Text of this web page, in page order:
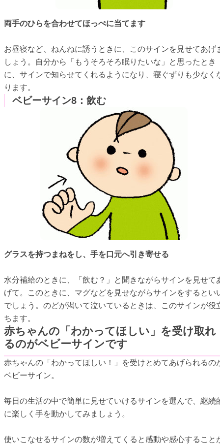
両手のひらを合わせてほっぺに当てます
お昼寝など、ねんねに誘うときに、このサインを見せてあげ
しょう。自分から「もうそろそろ眠りたいな」と思ったとき
に、サインで知らせてくれるようになり、寝ぐずりも少なく
ります。
ベビーサイン8：飲む
グラスを持つまねをし、手を口元へ引き寄せる
水分補給のときに、「飲む？」と聞きながらサインを見せて
げて。このときに、マグなどを見せながらサインをするとい
でしょう。のどが渇いて泣いているときは、このサインが役
ちます。
赤ちゃんの「わかってほしい」を受け取れ
るのがベビーサインです
赤ちゃんの「わかってほしい！」を受けとめてあげられるの
ベビーサイン。
毎日の生活の中で簡単に見せていけるサインを選んで、継続
に楽しく手を動かしてみましょう。
使いこなせるサインの数が増えてくると感動や感心すること